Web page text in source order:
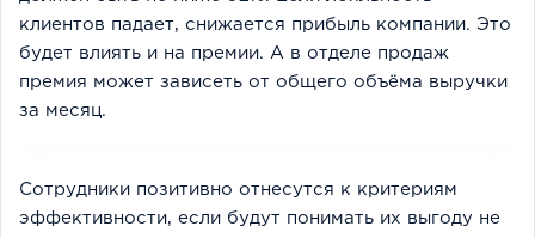
клиентов падает, снижается прибыль компании. Это
будет влиять и на премии. А в отделе продаж
премия может зависеть от общего объёма выручки
за месяц.
Сотрудники позитивно отнесутся к критериям
эффективности, если будут понимать их выгоду не